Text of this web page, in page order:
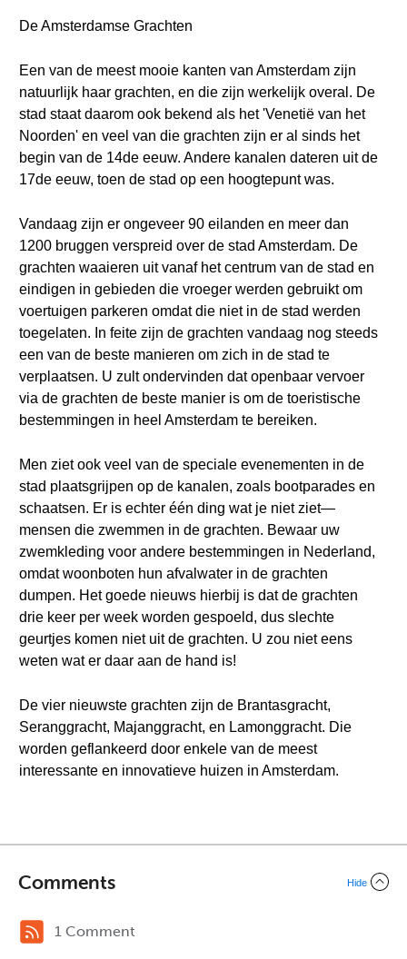
De Amsterdamse Grachten
Een van de meest mooie kanten van Amsterdam zijn
natuurlijk haar grachten, en die zijn werkelijk overal. De
stad staat daarom ook bekend als het 'Venetië van het
Noorden' en veel van die grachten zijn er al sinds het
begin van de 14de eeuw. Andere kanalen dateren uit de
17de eeuw, toen de stad op een hoogtepunt was.
Vandaag zijn er ongeveer 90 eilanden en meer dan
1200 bruggen verspreid over de stad Amsterdam. De
grachten waaieren uit vanaf het centrum van de stad en
eindigen in gebieden die vroeger werden gebruikt om
voertuigen parkeren omdat die niet in de stad werden
toegelaten. In feite zijn de grachten vandaag nog steeds
een van de beste manieren om zich in de stad te
verplaatsen. U zult ondervinden dat openbaar vervoer
via de grachten de beste manier is om de toeristische
bestemmingen in heel Amsterdam te bereiken.
Men ziet ook veel van de speciale evenementen in de
stad plaatsgrijpen op de kanalen, zoals bootparades en
schaatsen. Er is echter één ding wat je niet ziet—
mensen die zwemmen in de grachten. Bewaar uw
zwemkleding voor andere bestemmingen in Nederland,
omdat woonboten hun afvalwater in de grachten
dumpen. Het goede nieuws hierbij is dat de grachten
drie keer per week worden gespoeld, dus slechte
geurtjes komen niet uit de grachten. U zou niet eens
weten wat er daar aan de hand is!
De vier nieuwste grachten zijn de Brantasgracht,
Seranggracht, Majanggracht, en Lamonggracht. Die
worden geflankeerd door enkele van de meest
interessante en innovatieve huizen in Amsterdam.
Comments Hide
1 Comment